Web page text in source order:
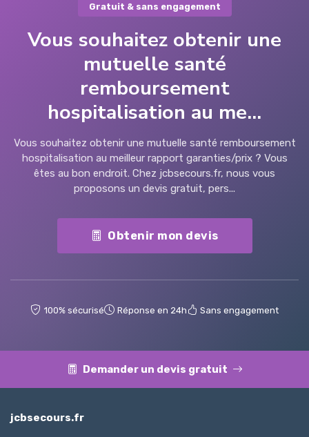
Gratuit & sans engagement
Vous souhaitez obtenir une
mutuelle santé
remboursement
hospitalisation au me...
Vous souhaitez obtenir une mutuelle santé remboursement
hospitalisation au meilleur rapport garanties/prix ? Vous
êtes au bon endroit. Chez jcbsecours.fr, nous vous
proposons un devis gratuit, pers...
Obtenir mon devis
100% sécurisé Réponse en 24h Sans engagement
Demander un devis gratuit
jcbsecours.fr